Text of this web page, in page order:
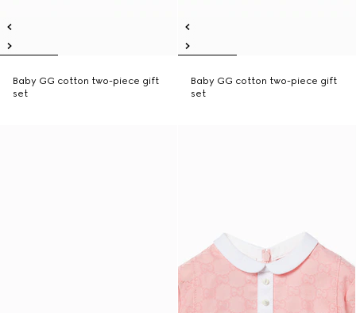
Baby GG cotton two-piece gift
set
Baby GG cotton two-piece gift
set